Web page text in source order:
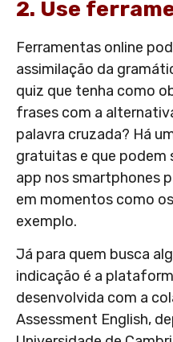
2. Use
Ferramentas online
assimilação da
quiz que tenha como
frases com a
palavra cruzada? Há
gratuitas e que podem
app nos smartphones
em momentos como
exemplo.
Já para quem busca
indicação é a
desenvolvida com a
Assessment English,